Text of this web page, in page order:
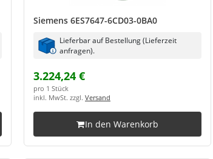
Siemens 6ES7647-6CD03-0BA0
Lieferbar auf Bestellung (Lieferzeit
anfragen).
3.224,24 €
pro 1 Stück
inkl. MwSt. zzgl. Versand
In den Warenkorb